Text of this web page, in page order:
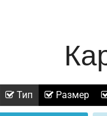
Тип Размер